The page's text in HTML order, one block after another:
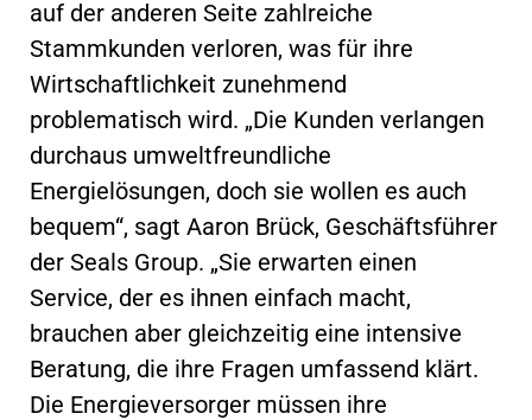
auf der anderen Seite zahlreiche
Stammkunden verloren, was für ihre
Wirtschaftlichkeit zunehmend
problematisch wird. „Die Kunden verlangen
durchaus umweltfreundliche
Energielösungen, doch sie wollen es auch
bequem“, sagt Aaron Brück, Geschäftsführer
der Seals Group. „Sie erwarten einen
Service, der es ihnen einfach macht,
brauchen aber gleichzeitig eine intensive
Beratung, die ihre Fragen umfassend klärt.
Die Energieversorger müssen ihre